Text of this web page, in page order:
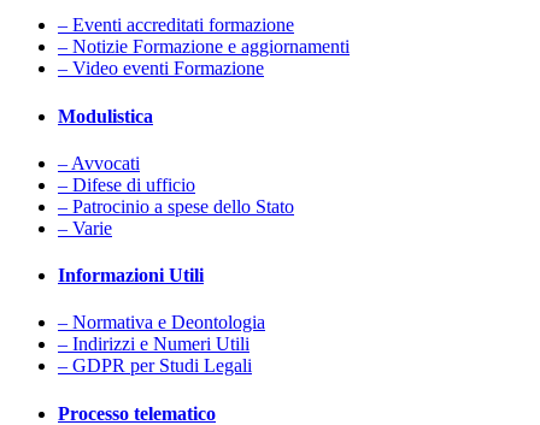
– Eventi accreditati formazione
– Notizie Formazione e aggiornamenti
– Video eventi Formazione
Modulistica
– Avvocati
– Difese di ufficio
– Patrocinio a spese dello Stato
– Varie
Informazioni Utili
– Normativa e Deontologia
– Indirizzi e Numeri Utili
– GDPR per Studi Legali
Processo telematico